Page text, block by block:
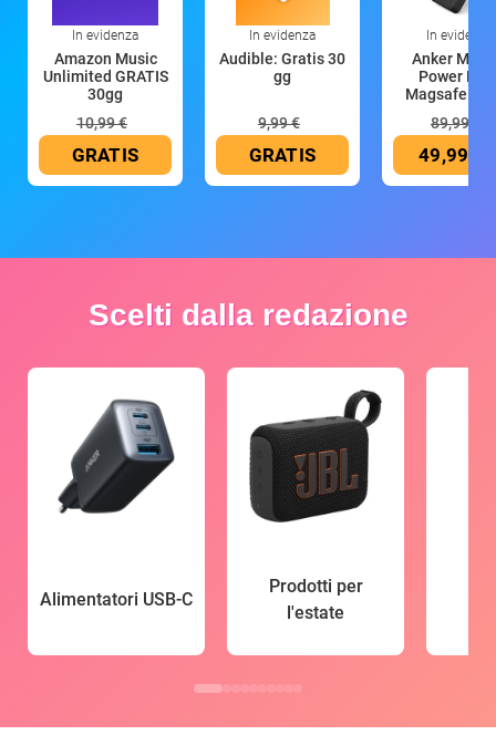
In evidenza
Amazon Music
Unlimited GRATIS
30gg
10,99 €
GRATIS
In evidenza
Audible: Gratis 30
gg
9,99 €
GRATIS
In evidenza
Anker
Power
Magsafe
89,99 €
49,99 €
Scelti dalla redazione
Alimentatori USB-C
Prodotti per
l'estate